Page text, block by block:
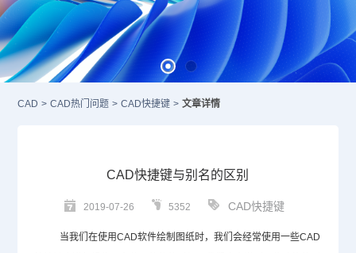
CAD > CAD热门问题 > CAD快捷键 > 文章详情
CAD快捷键与别名的区别
2019-07-26 5352 CAD快捷键
当我们在使用CAD软件绘制图纸时，我们会经常使用一些CAD